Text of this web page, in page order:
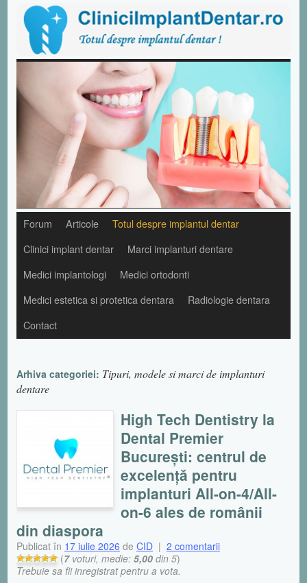
Forum Articole
Totul despre implantul dentar
Clinici implant dentar
Marci implanturi dentare
Medici implantologi
Medici ortodonti
Medici estetica si protetica dentara
Radiologie dentara
Contact
Arhiva categoriei: Tipuri, modele si marci de implanturi
dentare
High Tech Dentistry la
Dental Premier
București: centrul de
excelență pentru
implanturi All-on-4/All-
on-6 ales de românii
din diaspora
Publicat în 17 iulie 2026 de CID | 2 comentarii
(7voturi, medie: 5,00 din 5)
Trebuie sa fii inregistrat pentru a vota.